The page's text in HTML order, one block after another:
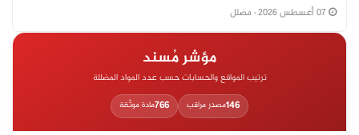
· مضلل
مؤشر مُسند
ترتيب المواقع والحسابات حسب عدد المواد المضللة
146مصدر مراقب 766مادة موثّقة